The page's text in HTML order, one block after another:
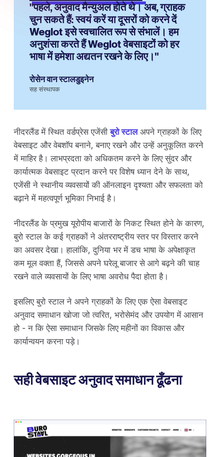
"पहले, अनुवाद मैन्युअल होते थे। अब, ग्राहक
चुन सकते हैं: स्वयं करें या दूसरों को करने दें
Weglot इसे स्वचालित रूप से संभालें। हम
अनुशंसा करते हैं Weglot वेबसाइटों को हर
भाषा में हमेशा अद्यतन रखने के लिए।"
रोसेन वान स्टालडुइनेन
सह संस्थापक
नीदरलैंड में स्थित वर्डप्रेस एजेंसीबुरो स्टालअपने ग्राहकों के लिए
वेबसाइट और वेबशॉप बनाने, बनाए रखने और उन्हें अनुकूलित करने
में माहिर है। लाभप्रदता को अधिकतम करने के लिए सुंदर और
कार्यात्मक वेबसाइट प्रदान करने पर विशेष ध्यान देने के साथ,
एजेंसी ने स्थानीय व्यवसायों की ऑनलाइन दृश्यता और सफलता को
बढ़ाने में महत्वपूर्ण भूमिका निभाई है।
नीदरलैंड के प्रमुख यूरोपीय बाजारों के निकट स्थित होने के कारण,
बुरो स्टाल के कई ग्राहकों ने अंतरराष्ट्रीय स्तर पर विस्तार करने
का अवसर देखा। हालांकि, दुनिया भर में डच भाषा के अपेक्षाकृत
कम मूल वक्ता हैं, जिससे अपने घरेलू बाजार से आगे बढ़ने की चाह
रखने वाले व्यवसायों के लिए भाषा अवरोध पैदा होता है।
इसलिए बुरो स्टाल ने अपने ग्राहकों के लिए एक ऐसा वेबसाइट
अनुवाद समाधान खोजा जो त्वरित, भरोसेमंद और उपयोग में आसान
हो - न कि ऐसा समाधान जिसके लिए महीनों का विकास और
कार्यान्वयन करना पड़े।
सही वेबसाइट अनुवाद समाधान ढूँढना